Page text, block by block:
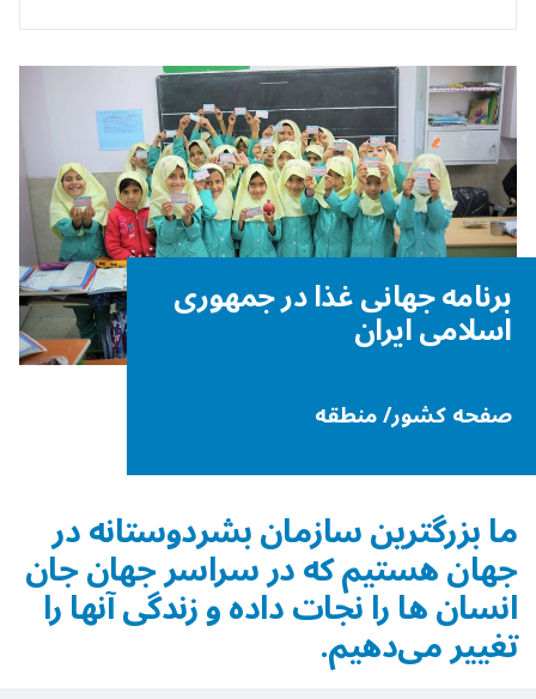
برنامه جهانی غذا در جمهوری
اسلامی ایران
صفحه کشور/ منطقه
ما بزرگترین سازمان بشردوستانه در
جهان هستیم که در سراسر جهان جان
انسان ها را نجات ‌داده و زندگی آنها را
تغییر می‌دهیم.